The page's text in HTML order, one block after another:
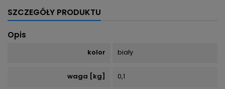
SZCZEGÓŁY PRODUKTU
Opis
kolor biały
waga [kg] 0,1